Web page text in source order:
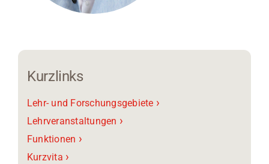
Kurzlinks
Lehr- und Forschungsgebiete ›
Lehrveranstaltungen ›
Funktionen ›
Kurzvita ›